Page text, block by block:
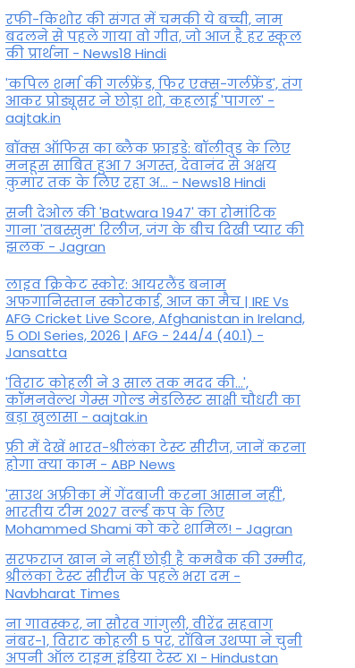
रफी-किशोर की संगत में चमकी ये बच्ची, नाम
बदलने से पहले गाया वो गीत, जो आज है हर स्कूल
की प्रार्थना - News18 Hindi
'कपिल शर्मा की गर्लफ्रेंड, फिर एक्स-गर्लफ्रेंड', तंग
आकर प्रोड्यूसर ने छोड़ा शो, कहलाई 'पागल' -
aajtak.in
बॉक्स ऑफिस का ब्लैक फ्राइडे: बॉलीवुड के लिए
मनहूस साबित हुआ 7 अगस्त, देवानंद से अक्षय
कुमार तक के लिए रहा अ... - News18 Hindi
सनी देओल की 'Batwara 1947' का रोमांटिक
गाना 'तबस्सुम' रिलीज, जंग के बीच दिखी प्यार की
झलक - Jagran
लाइव क्रिकेट स्कोर: आयरलैंड बनाम
अफगानिस्तान स्कोरकार्ड, आज का मैच | IRE Vs
AFG Cricket Live Score, Afghanistan in Ireland,
5 ODI Series, 2026 | AFG - 244/4 (40.1) -
Jansatta
'विराट कोहली ने 3 साल तक मदद की...',
कॉमनवेल्थ गेम्स गोल्ड मेडलिस्ट साक्षी चौधरी का
बड़ा खुलासा - aajtak.in
फ्री में देखें भारत-श्रीलंका टेस्ट सीरीज, जानें करना
होगा क्या काम - ABP News
'साउथ अफ्रीका में गेंदबाजी करना आसान नहीं',
भारतीय टीम 2027 वर्ल्‍ड कप के लिए
Mohammed Shami को करे शामिल! - Jagran
सरफराज खान ने नहीं छोड़ी है कमबैक की उम्मीद,
श्रीलंका टेस्ट सीरीज के पहले भरा दम -
Navbharat Times
ना गावस्कर, ना सौरव गांगुली, वीरेंद्र सहवाग
नंबर-1, विराट कोहली 5 पर, रॉबिन उथप्पा ने चुनी
अपनी ऑल टाइम इंडिया टेस्ट XI - Hindustan